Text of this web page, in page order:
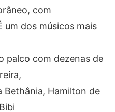
com
um dos músicos mais
palco com dezenas de
Bethânia, Hamilton de